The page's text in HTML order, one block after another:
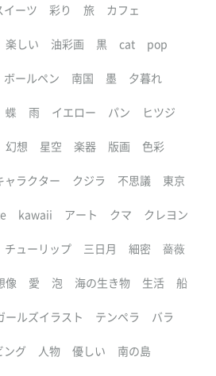
イーツ 彩り 旅 カフェ
楽しい 油彩画 黒 cat pop
ボールペン 南国 墨 夕暮れ
蝶 雨 イエロー パン ヒツジ
幻想 星空 楽器 版画 色彩
ャラクター クジラ 不思議 東京
kawaii アート クマ クレヨン
チューリップ 三日月 細密 薔薇
像 愛 泡 海の生き物 生活 船
ールズイラスト テンペラ バラ
ング 人物 優しい 南の島